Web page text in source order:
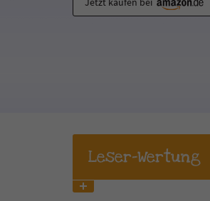
Leser-Wertung